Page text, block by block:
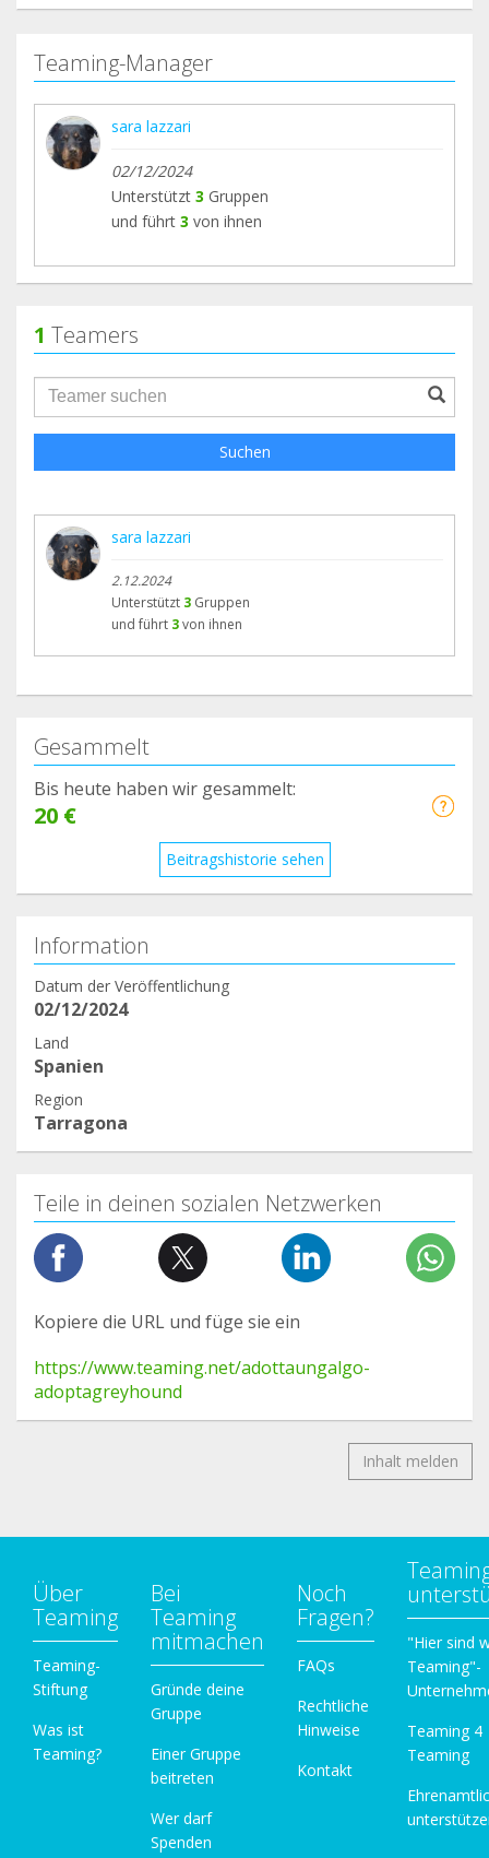
Teaming-Manager
sara lazzari
02/12/2024
Unterstützt 3 Gruppen
und führt 3 von ihnen
1 Teamers
groupProfile.searchForm.search.text???
Suchen
sara lazzari
2.12.2024
Unterstützt 3 Gruppen
und führt 3von ihnen
Gesammelt
Bis heute haben wir gesammelt:
20 €
Beitragshistorie sehen
Information
Datum der Veröffentlichung
02/12/2024
Land
Spanien
Region
Tarragona
Teile in deinen sozialen Netzwerken
Kopiere die URL und füge sie ein
https://www.teaming.net/adottaungalgo-
adoptagreyhound
Inhalt melden
Über
Teaming
Teaming-
Stiftung
Was ist
Teaming?
Bei
Teaming
mitmachen
Gründe deine
Gruppe
Einer Gruppe
beitreten
Wer darf
Spenden
Noch
Fragen?
FAQs
Rechtliche
Hinweise
Kontakt
"Hier sind
Teaming"-
Teaming 4
Teaming